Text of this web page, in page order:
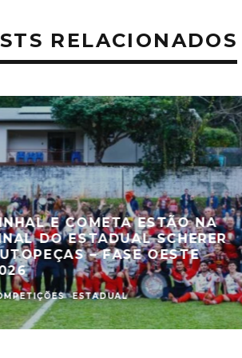
RELACIONADOS
E COMETA ESTÃO NA
DO ESTADUAL SCHERER
– FASE OESTE
ESTADUAL